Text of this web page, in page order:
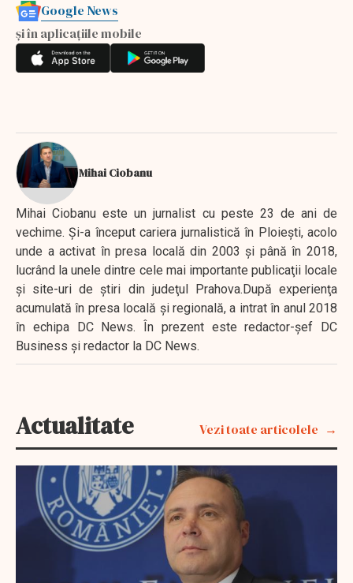
Google News
și în aplicațiile mobile
Mihai Ciobanu
Mihai Ciobanu este un jurnalist cu peste 23 de ani de
vechime. Şi-a început cariera jurnalistică în Ploieşti, acolo
unde a activat în presa locală din 2003 şi până în 2018,
lucrând la unele dintre cele mai importante publicaţii locale
şi site-uri de ştiri din judeţul Prahova.După experienţa
acumulată în presa locală şi regională, a intrat în anul 2018
în echipa DC News. În prezent este redactor-şef DC
Business şi redactor la DC News.
Actualitate Vezi toate articolele